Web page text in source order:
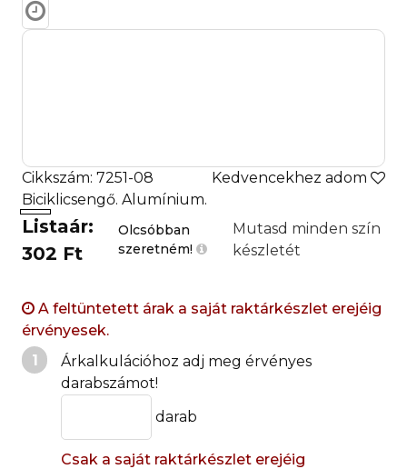
Cikkszám: 7251-08
Kedvencekhez adom
Biciklicsengő. Alumínium.
Listaár:
302 Ft
Olcsóbban
szeretném!
Mutasd minden szín
készletét
A feltüntetett árak a saját raktárkészlet erejéig
érvényesek.
1
Árkalkulációhoz adj meg érvényes
darabszámot!
darab
Csak a saját raktárkészlet erejéig